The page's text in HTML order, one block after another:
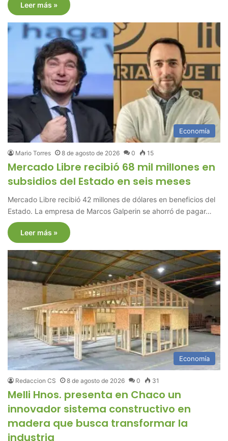
Leer más »
Economía
Mario Torres 8 de agosto de 2026 0 15
Mercado Libre recibió 68 mil millones en
subsidios del Estado en seis meses
Mercado Libre recibió 42 millones de dólares en beneficios del
Estado. La empresa de Marcos Galperin se ahorró de pagar…
Leer más »
Economía
Redaccion CS 8 de agosto de 2026 0 31
Melli Hnos. presenta en Chaco un
innovador sistema constructivo en
madera que busca transformar la
industria